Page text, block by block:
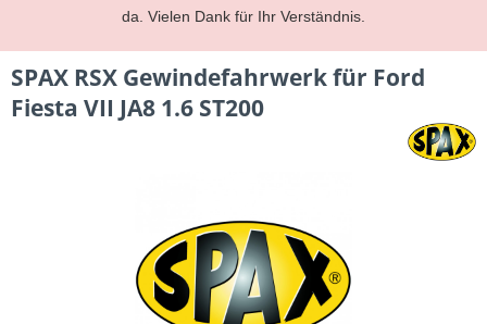
da. Vielen Dank für Ihr Verständnis.
SPAX RSX Gewindefahrwerk für Ford
Fiesta VII JA8 1.6 ST200